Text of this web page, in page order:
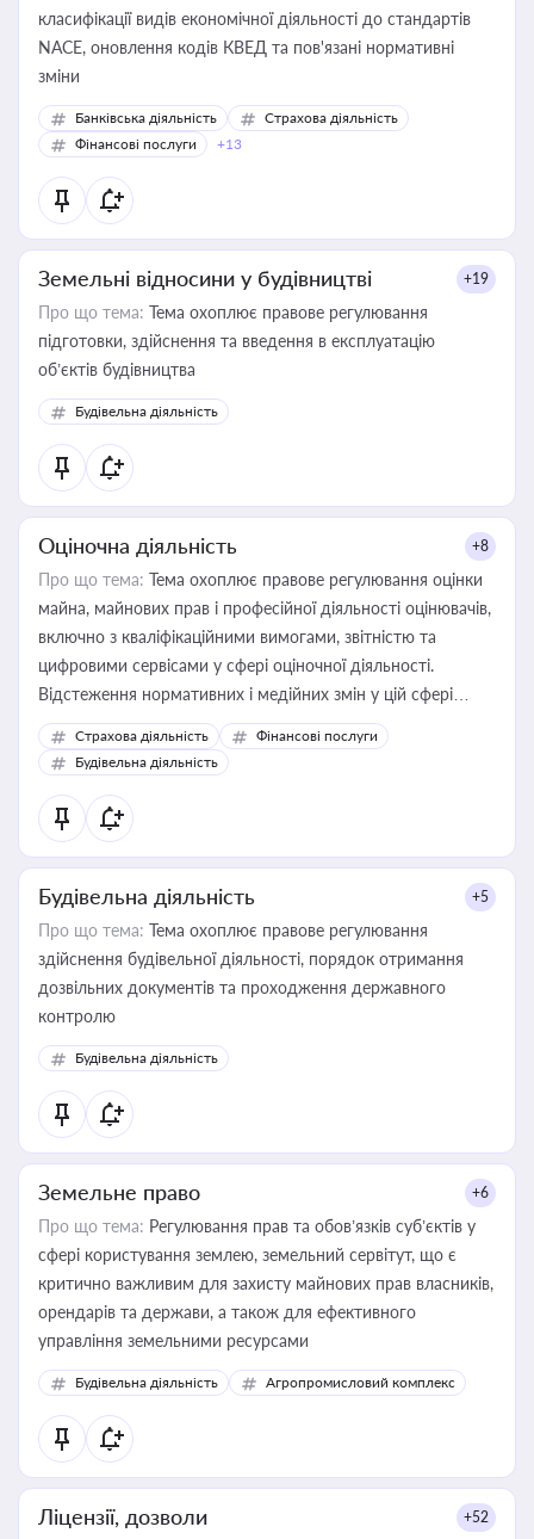
класифікації видів економічної діяльності до стандартів
NACE, оновлення кодів КВЕД та пов'язані нормативні
зміни
Банківська діяльність
Страхова діяльність
Фінансові послуги
+13
Земельні відносини у будівництві +19
Про що тема: Тема охоплює правове регулювання
підготовки, здійснення та введення в експлуатацію
об’єктів будівництва
Будівельна діяльність
Оціночна діяльність +8
Про що тема: Тема охоплює правове регулювання оцінки
майна, майнових прав і професійної діяльності оцінювачів,
включно з кваліфікаційними вимогами, звітністю та
цифровими сервісами у сфері оціночної діяльності.
Відстеження нормативних і медійних змін у цій сфері
корисне для власника бізнесу, керівника, юриста або
бухгалтера під час оподаткування, приватизації, оренди
державного майна, корпоративних угод і перевірки
статусу суб'єктів оціночної діяльності
Страхова діяльність
Фінансові послуги
Будівельна діяльність
Будівельна діяльність +5
Про що тема: Тема охоплює правове регулювання
здійснення будівельної діяльності, порядок отримання
дозвільних документів та проходження державного
контролю
Будівельна діяльність
Земельне право +6
Про що тема: Регулювання прав та обов’язків суб’єктів у
сфері користування землею, земельний сервітут, що є
критично важливим для захисту майнових прав власників,
орендарів та держави, а також для ефективного
управління земельними ресурсами
Будівельна діяльність Агропромисловий комплекс
Ліцензії, дозволи +52